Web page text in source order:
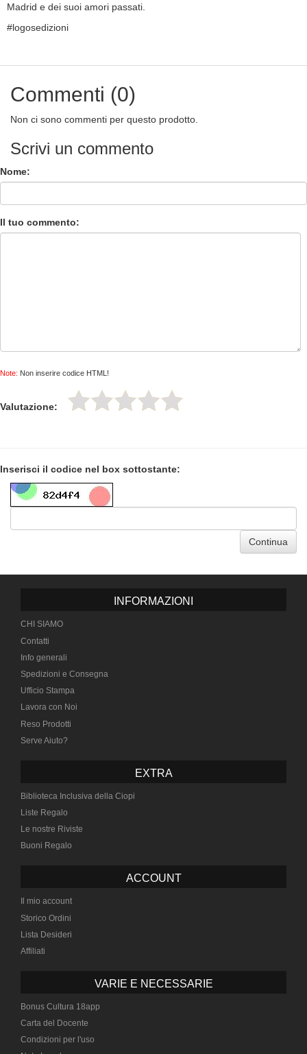
Madrid e dei suoi amori passati.
#logosedizioni
Commenti (0)
Non ci sono commenti per questo prodotto.
Scrivi un commento
Nome:
Il tuo commento:
Note: Non inserire codice HTML!
Valutazione:
Inserisci il codice nel box sottostante:
Continua
INFORMAZIONI
CHI SIAMO
Contatti
Info generali
Spedizioni e Consegna
Ufficio Stampa
Lavora con Noi
Reso Prodotti
Serve Aiuto?
EXTRA
Biblioteca Inclusiva della Ciopi
Liste Regalo
Le nostre Riviste
Buoni Regalo
ACCOUNT
Il mio account
Storico Ordini
Lista Desideri
Affiliati
VARIE E NECESSARIE
Bonus Cultura 18app
Carta del Docente
Condizioni per l'uso